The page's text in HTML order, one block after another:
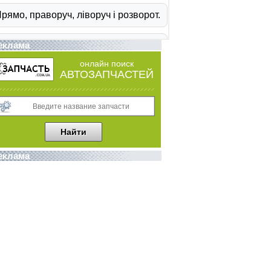
онлайн поиск
АВТОЗАПЧАСТЕЙ